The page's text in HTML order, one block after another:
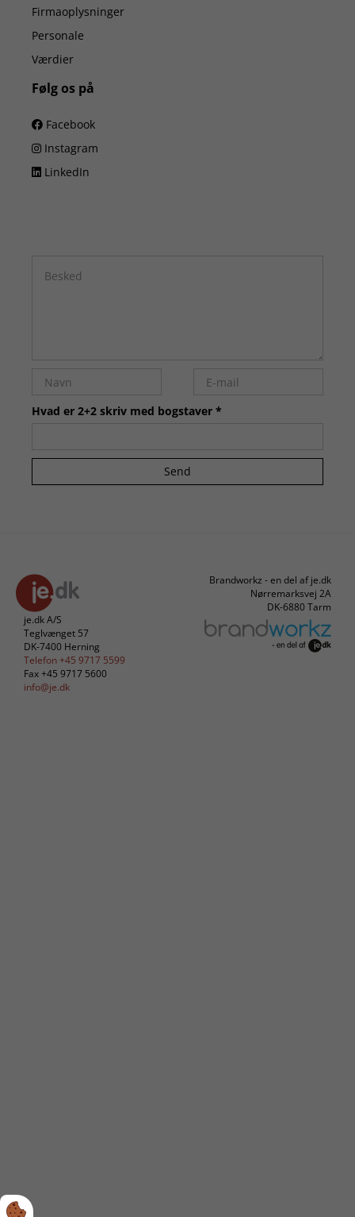
Firmaoplysninger
Personale
Værdier
Følg os på
Facebook
Instagram
LinkedIn
Hvad er 2+2 skriv med bogstaver *
Send
je.dk A/S
Teglvænget 57
DK-7400 Herning
Telefon +45 9717 5599
Fax +45 9717 5600
info@je.dk
Brandworkz - en del af je.dk
Nørremarksvej 2A
DK-6880 Tarm